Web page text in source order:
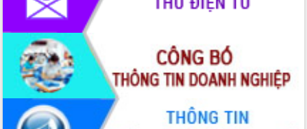
công tác cải cách hành chính mô hình
mới
UBND tỉnh họp báo định kỳ tháng 4
năm 2026
Hội thảo khoa học “Giải pháp thúc đẩy
phát triển nền kinh tế xanh tại tỉnh
Đắk Lắk”
Tăng cường giám sát, đôn đốc thực